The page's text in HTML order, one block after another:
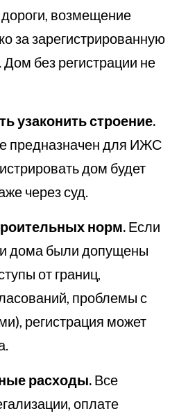
дороги, возмещение
за зарегистрированную
без регистрации не
узаконить строение.
предназначен для ИЖС
дом будет
через суд.
норм. Если
дома были допущены
от границ,
проблемы с
регистрация может
расходы. Все
оплате